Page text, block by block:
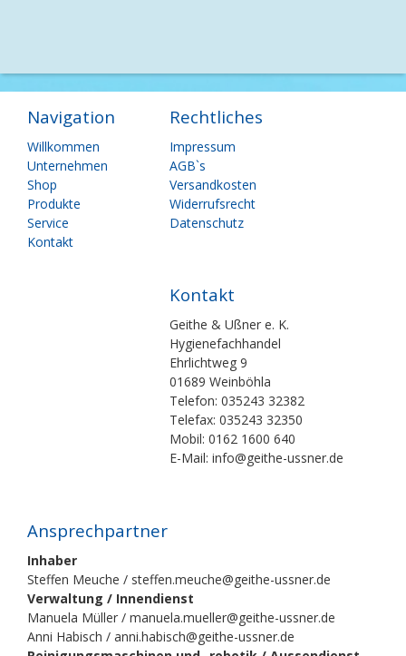
Navigation
Navigation
überspringen
Willkommen
Unternehmen
Shop
Produkte
Service
Kontakt
Rechtliches
Navigation
überspringen
Impressum
AGB`s
Versandkosten
Widerrufsrecht
Datenschutz
Kontakt
Geithe & Ußner e. K.
Hygienefachhandel
Ehrlichtweg 9
01689 Weinböhla
Telefon: 035243 32382
Telefax: 035243 32350
Mobil: 0162 1600 640
E-Mail: info@geithe-ussner.de
Ansprechpartner
Inhaber
Steffen Meuche / steffen.meuche@geithe-ussner.de
Verwaltung / Innendienst
Manuela Müller / manuela.mueller@geithe-ussner.de
Anni Habisch / anni.habisch@geithe-ussner.de